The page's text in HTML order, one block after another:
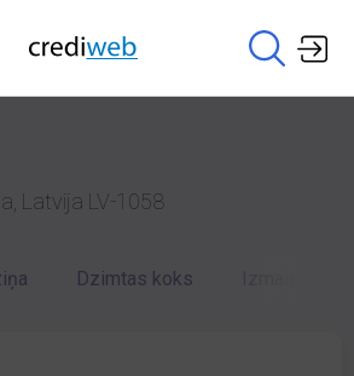
Latvija LV-1058
Dzimtas koks